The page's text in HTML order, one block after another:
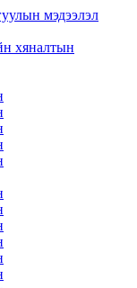
мэдээлэл
хяналтын